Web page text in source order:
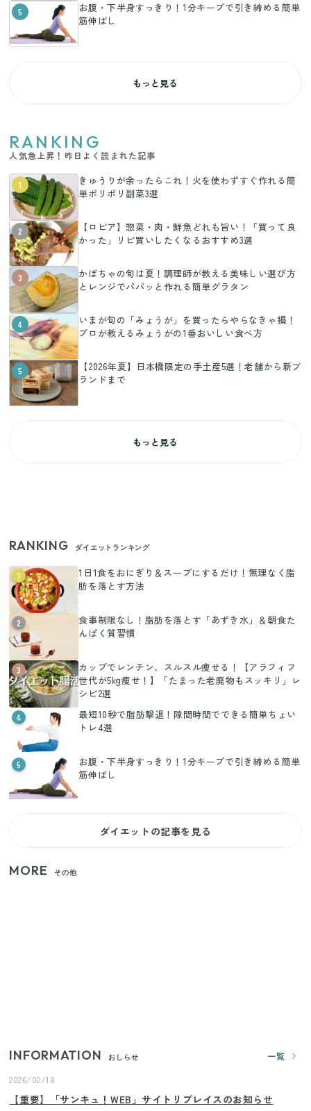
5
お腹・下半身すっきり！1分キープで引き締める簡単
筋伸ばし
もっと見る
RANKING
人気急上昇！昨日よく読まれた記事
1
きゅうりが余ったらこれ！火を使わずすぐ作れる簡
単ポリポリ副菜3選
2
【ロピア】惣菜・肉・鮮魚どれも旨い！「買って良
かった」リピ買いしたくなるおすすめ3選
3
かぼちゃの旬は夏！調理師が教える美味しい選び方
とレンジでパパッと作れる簡単グラタン
4
いまが旬の「みょうが」を買ったらやらなきゃ損！
プロが教えるみょうがの1番おいしい食べ方
5
【2026年夏】日本橋限定の手土産5選！老舗から新ブ
ランドまで
もっと見る
RANKING ダイエットランキング
1
1日1食をおにぎり＆スープにするだけ！無理なく脂
肪を落とす方法
2
食事制限なし！脂肪を落とす「あずき水」＆朝食た
んぱく質習慣
3
カップでレンチン、スルスル痩せる！【アラフィフ
世代が5kg痩せ！】「たまった老廃物もスッキリ」レ
シピ2選
4
最短10秒で脂肪撃退！隙間時間でできる簡単ちょい
トレ4選
5
お腹・下半身すっきり！1分キープで引き締める簡単
筋伸ばし
ダイエットの記事を見る
MORE その他
INFORMATION おしらせ
一覧
2026/02/18
【重要】「サンキュ！WEB」サイトリプレイスのお知らせ